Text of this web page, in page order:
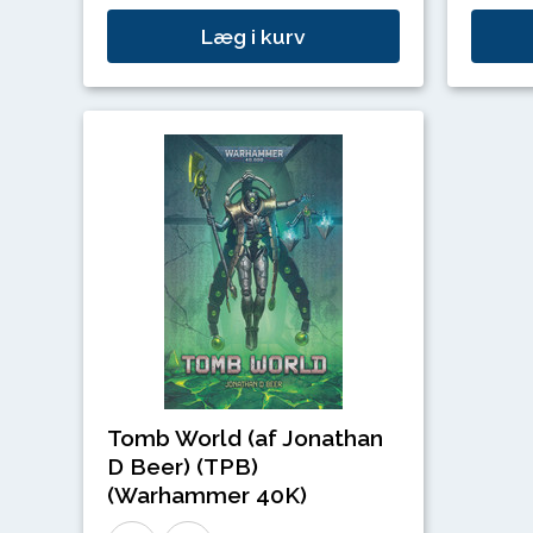
Læg i kurv
Tomb World (af Jonathan
D Beer) (TPB)
(Warhammer 40K)